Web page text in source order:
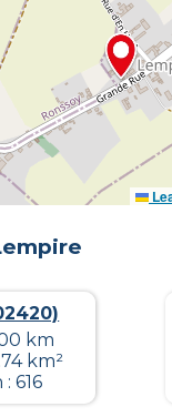
km
km²
616